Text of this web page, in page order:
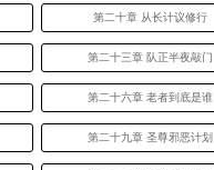
第二十章 从长计议修行
第二十三章 队正半夜敲门
第二十六章 老者到底是谁
第二十九章 圣尊邪恶计划